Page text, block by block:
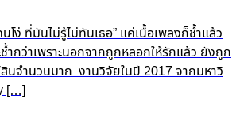
โง่ ที่มันไม่รู้ไม่ทันเธอ” แค่เนื้อเพลงก็ช้ำแล้ว
ำกว่าเพราะนอกจากถูกหลอกให้รักแล้ว ยังถูก
จำนวนมาก งานวิจัยในปี 2017 จากมหาวิ
[…]